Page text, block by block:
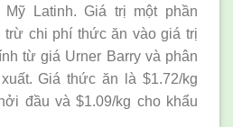
Latinh. Giá trị một phần
chi phí thức ăn vào giá trị
từ giá Urner Barry và phân
Giá thức ăn là $1.72/kg
đầu và $1.09/kg cho khẩu